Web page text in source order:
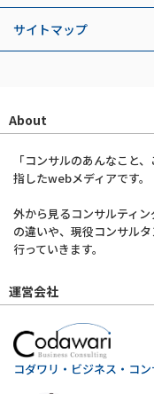
サイトマップ
About
「コンサルのあんなこと
指したwebメディアです。
外から見るコンサルティ
の違いや、現役コンサル
行っていきます。
運営会社
コダワリ・ビジネス・コ